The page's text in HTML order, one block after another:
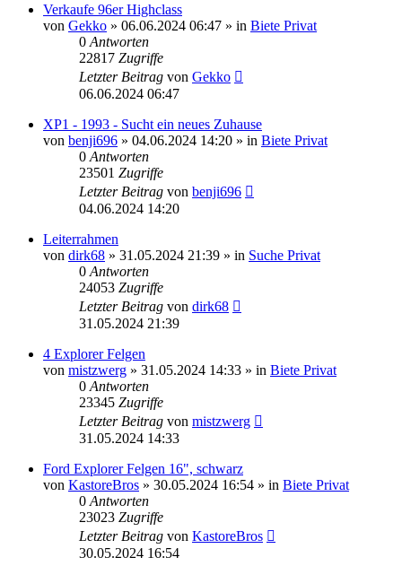
Verkaufe 96er Highclass
von Gekko » 06.06.2024 06:47 » in Biete Privat
0 Antworten
22817 Zugriffe
Letzter Beitrag von Gekko
06.06.2024 06:47
XP1 - 1993 - Sucht ein neues Zuhause
von benji696 » 04.06.2024 14:20 » in Biete Privat
0 Antworten
23501 Zugriffe
Letzter Beitrag von benji696
04.06.2024 14:20
Leiterrahmen
von dirk68 » 31.05.2024 21:39 » in Suche Privat
0 Antworten
24053 Zugriffe
Letzter Beitrag von dirk68
31.05.2024 21:39
4 Explorer Felgen
von mistzwerg » 31.05.2024 14:33 » in Biete Privat
0 Antworten
23345 Zugriffe
Letzter Beitrag von mistzwerg
31.05.2024 14:33
Ford Explorer Felgen 16", schwarz
von KastoreBros » 30.05.2024 16:54 » in Biete Privat
0 Antworten
23023 Zugriffe
Letzter Beitrag von KastoreBros
30.05.2024 16:54